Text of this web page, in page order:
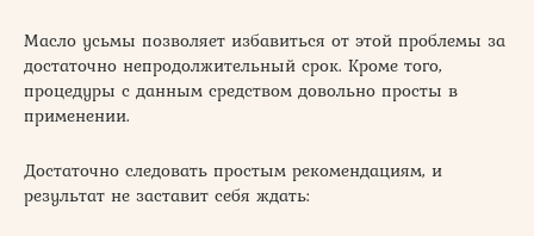
Масло усьмы позволяет избавиться от этой проблемы за
достаточно непродолжительный срок. Кроме того,
процедуры с данным средством довольно просты в
применении.
Достаточно следовать простым рекомендациям, и
результат не заставит себя ждать: